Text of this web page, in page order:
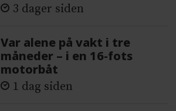
3 dager siden
Var alene på vakt i tre
måneder – i en 16-fots
motorbåt
1 dag siden